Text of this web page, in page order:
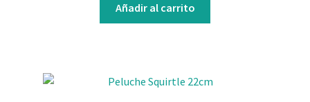
Añadir al carrito